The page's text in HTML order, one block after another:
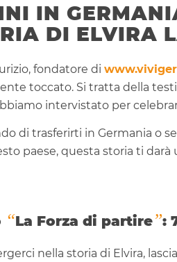
IN
DI ELVIRA
fondatore di
toccato. Si tratta della
intervistato per
di trasferirti in Germania o
paese, questa storia ti
“La Forza di partire”:
nella storia di Elvira,